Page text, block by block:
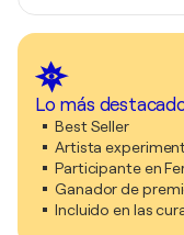
Lo más
Best Seller
Artista
Participante en
Ganador de
Incluido en las